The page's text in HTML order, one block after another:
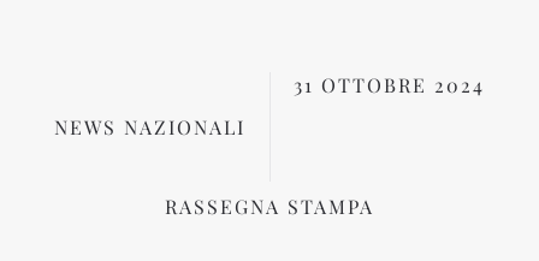
NEWS NAZIONALI
31 OTTOBRE 2024
RASSEGNA STAMPA